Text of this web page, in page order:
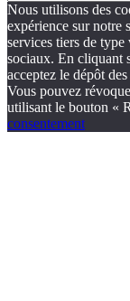
Nous utilisons des
expérience sur notre
services tiers de
sociaux. En cliquant
acceptez le dépôt
Vous pouvez
utilisant le bouton «
consentement